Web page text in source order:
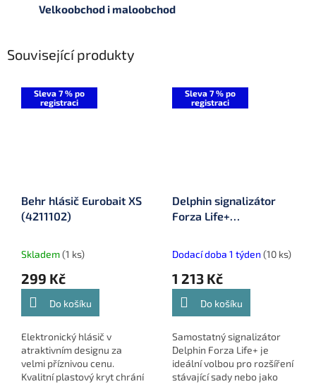
Velkoobchod i maloobchod
Související produkty
Sleva 7 % po
registraci
Behr hlásič Eurobait XS
(4211102)
Skladem(1 ks)
299 Kč
Do košíku
Elektronický hlásič v
atraktivním designu za
velmi příznivou cenu.
Kvalitní plastový kryt chrání
Sleva 7 % po
registraci
Delphin signalizátor
Forza Life+
Dodací doba 1 týden (10 ks)
1 213 Kč
Do košíku
Samostatný signalizátor
Delphin Forza Life+ je
ideální volbou pro rozšíření
stávající sady nebo jako